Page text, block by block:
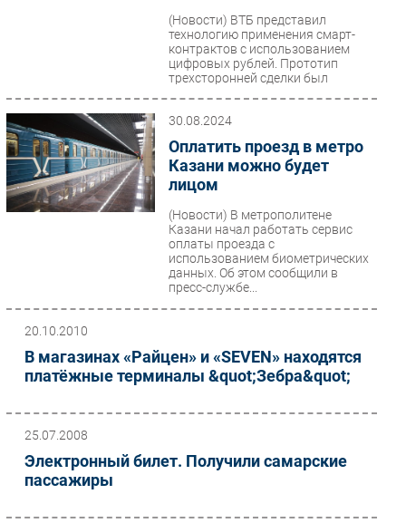
(Новости) ВТБ представил
технологию применения смарт-
контрактов с использованием
цифровых рублей. Прототип
трехсторонней сделки был
30.08.2024
Оплатить проезд в метро
Казани можно будет
лицом
(Новости) В метрополитене
Казани начал работать сервис
оплаты проезда с
использованием биометрических
данных. Об этом сообщили в
пресс-службе...
20.10.2010
В магазинах «Райцен» и «SEVEN» находятся
платёжные терминалы &quot;Зебра&quot;
25.07.2008
Электронный билет. Получили самарские
пассажиры